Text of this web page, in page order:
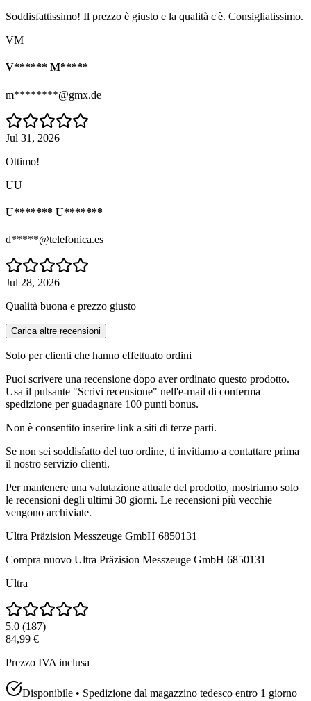
Soddisfattissimo! Il prezzo è giusto e la qualità c'è. Consigliatissimo.
VM
V****** M*****
m********@gmx.de
Jul 31, 2026
Ottimo!
UU
U******* U*******
d*****@telefonica.es
Jul 28, 2026
Qualità buona e prezzo giusto
Carica altre recensioni
Solo per clienti che hanno effettuato ordini
Puoi scrivere una recensione dopo aver ordinato questo prodotto.
Usa il pulsante "Scrivi recensione" nell'e-mail di conferma
spedizione per guadagnare 100 punti bonus.
Non è consentito inserire link a siti di terze parti.
Se non sei soddisfatto del tuo ordine, ti invitiamo a contattare prima
il nostro servizio clienti.
Per mantenere una valutazione attuale del prodotto, mostriamo solo
le recensioni degli ultimi 30 giorni. Le recensioni più vecchie
vengono archiviate.
Ultra Präzision Messzeuge GmbH 6850131
Compra nuovo Ultra Präzision Messzeuge GmbH 6850131
Ultra
5.0 (187)
84,99 €
Prezzo IVA inclusa
Disponibile • Spedizione dal magazzino tedesco entro 1 giorno